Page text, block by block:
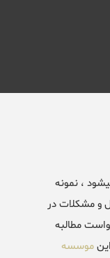
، نمونه
و مشکلات در
مطالبه
موسسه